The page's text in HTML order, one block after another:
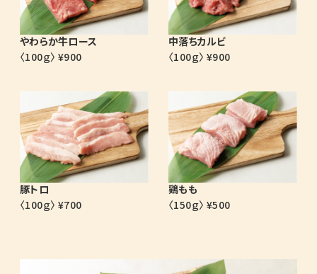
やわらか牛ロース
〈100ｇ〉 ¥900
中落ちカルビ
〈100ｇ〉 ¥900
豚トロ
〈100ｇ〉 ¥700
鶏もも
〈150ｇ〉 ¥500